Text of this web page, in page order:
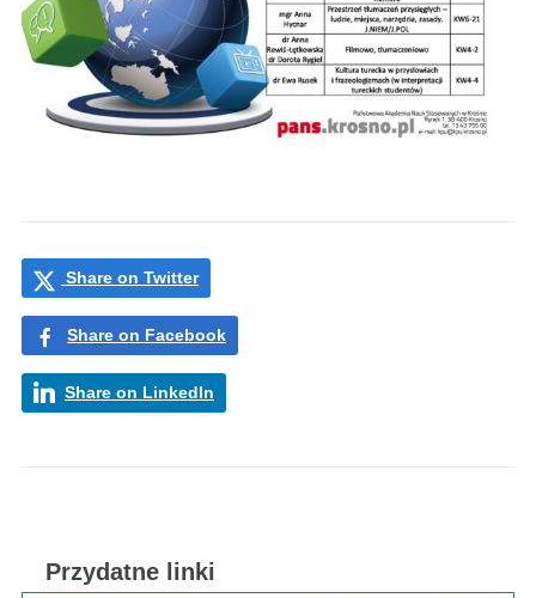
Share on Twitter
Share on Facebook
Share on LinkedIn
Przydatne linki